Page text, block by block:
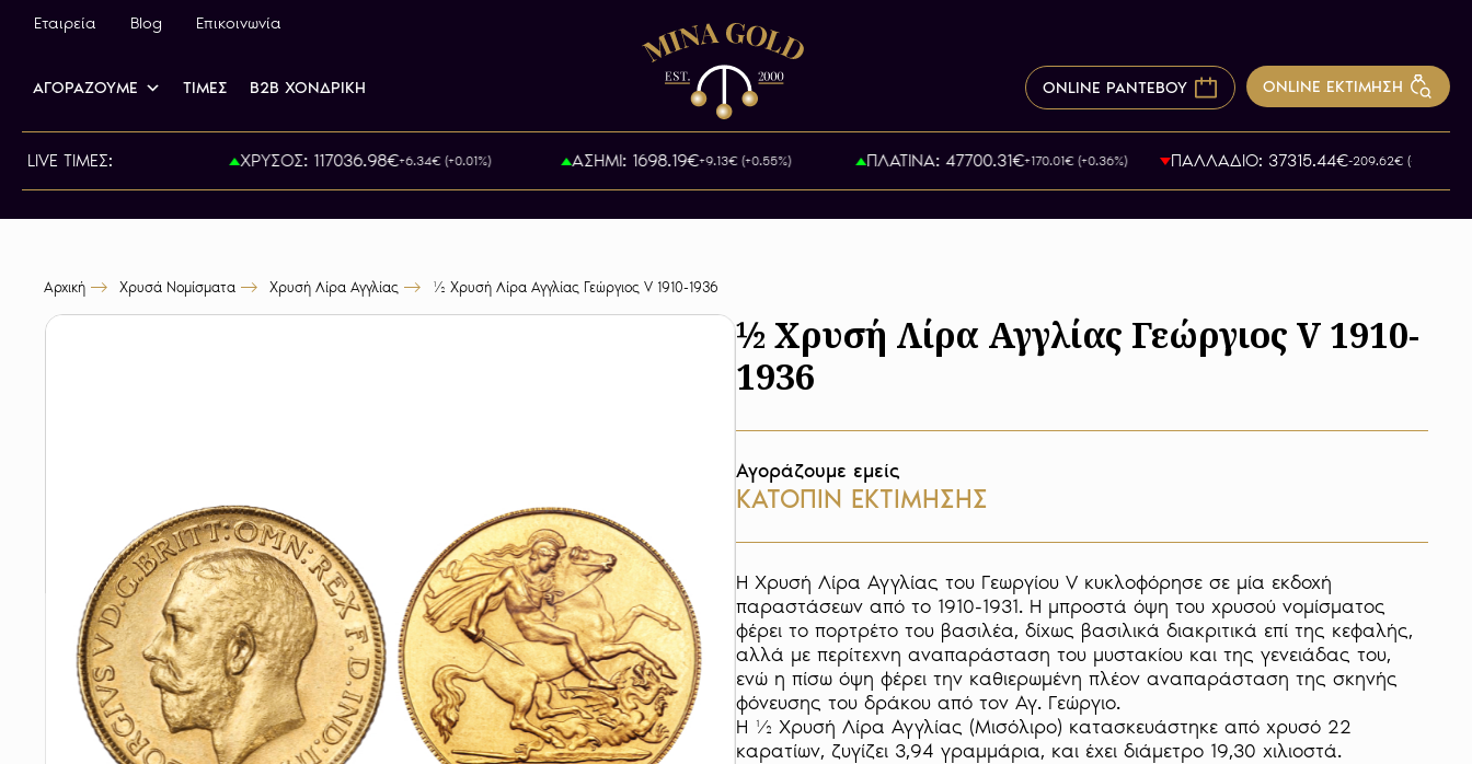
Εταιρεία Blog Επικοινωνία
ΑΓΟΡΑΖΟΥΜΕ ΤΙΜΕΣ B2B ΧΟΝΔΡΙΚΗ ONLINE ΡΑΝΤΕΒΟΥ ONLINE ΕΚΤΙΜΗΣΗ
LIVE ΤΙΜΕΣ:
800.00€ ΧΡΥΣΟΣ: 117036.98€+6.34€ (+0.01%) ΑΣΗΜΙ: 1698.19€+9.13€ (+0.55%) ΠΛΑΤΙΝΑ: 47700.31€+170.01€ (+0.36%) ΠΑΛΛΑΔΙΟ: 37315.44€-209.62€ (-0.58%)
Αρχική Χρυσά Νομίσματα Χρυσή Λίρα Αγγλίας ½ Χρυσή Λίρα Αγγλίας Γεώργιος V 1910-1936
½ Χρυσή Λίρα Αγγλίας Γεώργιος V 1910-
1936
Αγοράζουμε εμείς
ΚΑΤΟΠΙΝ ΕΚΤΙΜΗΣΗΣ
Η Χρυσή Λίρα Αγγλίας του Γεωργίου V κυκλοφόρησε σε μία εκδοχή
παραστάσεων από το 1910-1931. Η μπροστά όψη του χρυσού νομίσματος
φέρει το πορτρέτο του βασιλέα, δίχως βασιλικά διακριτικά επί της κεφαλής,
αλλά με περίτεχνη αναπαράσταση του μυστακίου και της γενειάδας του,
ενώ η πίσω όψη φέρει την καθιερωμένη πλέον αναπαράσταση της σκηνής
φόνευσης του δράκου από τον Αγ. Γεώργιο.
Η ½ Χρυσή Λίρα Αγγλίας (Μισόλιρο) κατασκευάστηκε από χρυσό 22
καρατίων, ζυγίζει 3,94 γραμμάρια, και έχει διάμετρο 19,30 χιλιοστά.